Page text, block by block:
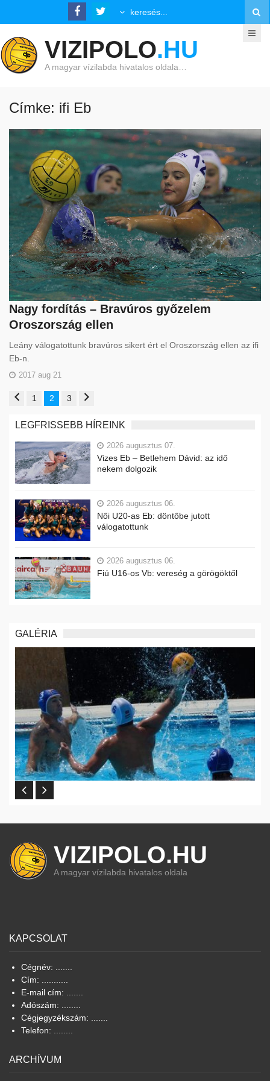
VIZIPOLO.HU
A magyar vízilabda hivatalos oldala…
Címke: ifi Eb
Nagy fordítás – Bravúros győzelem
Oroszország ellen
Leány válogatottunk bravúros sikert ért el Oroszország ellen az ifi
Eb-n.
2017 aug 21
1 2 3
LEGFRISSEBB HÍREINK
2026 augusztus 07.
Vizes Eb – Betlehem Dávid: az idő
nekem dolgozik
2026 augusztus 06.
Női U20-as Eb: döntőbe jutott
válogatottunk
2026 augusztus 06.
Fiú U16-os Vb: vereség a görögöktől
GALÉRIA
VIZIPOLO.HU
A magyar vízilabda hivatalos oldala
KAPCSOLAT
Cégnév: .......
Cím: ...........
E-mail cím: .......
Adószám: ........
Cégjegyzékszám: .......
Telefon: ........
ARCHÍVUM